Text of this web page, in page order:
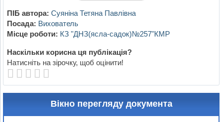
ПІБ автора: Суяніна Тетяна Павлівна
Посада: Вихователь
Місце роботи: КЗ "ДНЗ(ясла-садок)№257"КМР
Наскільки корисна ця публікація?
Натисніть на зірочку, щоб оцінити!
Вікно перегляду документа